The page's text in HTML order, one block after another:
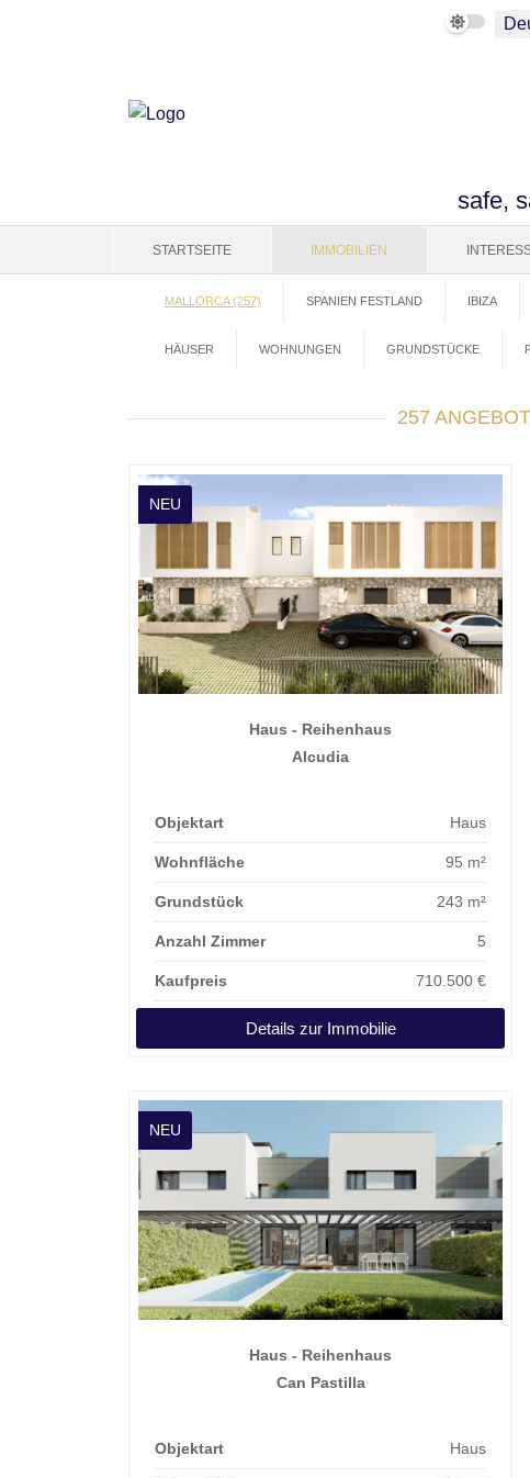
safe,
STARTSEITE IMMOBILIEN
MALLORCA (257) SPANIEN FESTLAND IBIZA
HÄUSER WOHNUNGEN GRUNDSTÜCKE
257
NEU
Haus - Reihenhaus
Alcudia
Objektart Haus
Wohnfläche 95 m²
Grundstück 243 m²
Anzahl Zimmer 5
Kaufpreis 710.500 €
Details zur Immobilie
NEU
Haus - Reihenhaus
Can Pastilla
Objektart Haus